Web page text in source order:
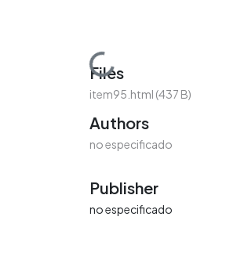
Loading...
Files
item95.html (437 B)
Authors
no especificado
Publisher
no especificado